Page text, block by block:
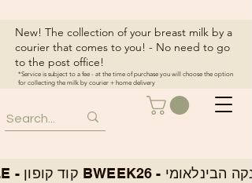
New! The collection of your breast milk by a
courier that comes to you! - No need to go
to the post office!
*Service is subject to a fee - at the time of purchase you will choose the option
for collecting the milk by courier + home delivery